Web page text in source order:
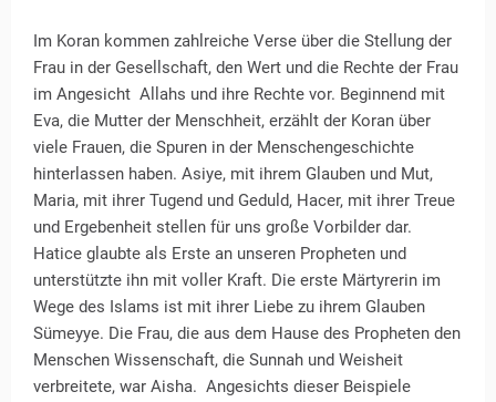
Im Koran kommen zahlreiche Verse über die Stellung der
Frau in der Gesellschaft, den Wert und die Rechte der Frau
im Angesicht Allahs und ihre Rechte vor. Beginnend mit
Eva, die Mutter der Menschheit, erzählt der Koran über
viele Frauen, die Spuren in der Menschengeschichte
hinterlassen haben. Asiye, mit ihrem Glauben und Mut,
Maria, mit ihrer Tugend und Geduld, Hacer, mit ihrer Treue
und Ergebenheit stellen für uns große Vorbilder dar.
Hatice glaubte als Erste an unseren Propheten und
unterstützte ihn mit voller Kraft. Die erste Märtyrerin im
Wege des Islams ist mit ihrer Liebe zu ihrem Glauben
Sümeyye. Die Frau, die aus dem Hause des Propheten den
Menschen Wissenschaft, die Sunnah und Weisheit
verbreitete, war Aisha. Angesichts dieser Beispiele